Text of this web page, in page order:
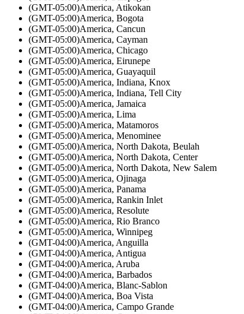
(GMT-05:00)America, Atikokan
(GMT-05:00)America, Bogota
(GMT-05:00)America, Cancun
(GMT-05:00)America, Cayman
(GMT-05:00)America, Chicago
(GMT-05:00)America, Eirunepe
(GMT-05:00)America, Guayaquil
(GMT-05:00)America, Indiana, Knox
(GMT-05:00)America, Indiana, Tell City
(GMT-05:00)America, Jamaica
(GMT-05:00)America, Lima
(GMT-05:00)America, Matamoros
(GMT-05:00)America, Menominee
(GMT-05:00)America, North Dakota, Beulah
(GMT-05:00)America, North Dakota, Center
(GMT-05:00)America, North Dakota, New Salem
(GMT-05:00)America, Ojinaga
(GMT-05:00)America, Panama
(GMT-05:00)America, Rankin Inlet
(GMT-05:00)America, Resolute
(GMT-05:00)America, Rio Branco
(GMT-05:00)America, Winnipeg
(GMT-04:00)America, Anguilla
(GMT-04:00)America, Antigua
(GMT-04:00)America, Aruba
(GMT-04:00)America, Barbados
(GMT-04:00)America, Blanc-Sablon
(GMT-04:00)America, Boa Vista
(GMT-04:00)America, Campo Grande